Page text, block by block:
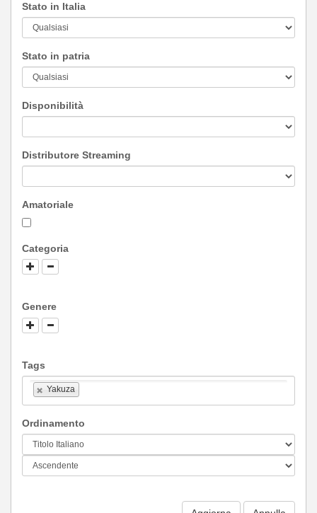
Stato in Italia
Stato in patria
Disponibilità
Distributore Streaming
Amatoriale
Categoria
Genere
Tags
Yakuza
Ordinamento